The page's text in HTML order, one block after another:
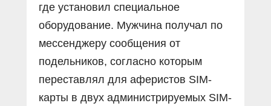
где установил специальное
оборудование. Мужчина получал по
мессенджеру сообщения от
подельников, согласно которым
переставлял для аферистов SIM-
карты в двух администрируемых SIM-